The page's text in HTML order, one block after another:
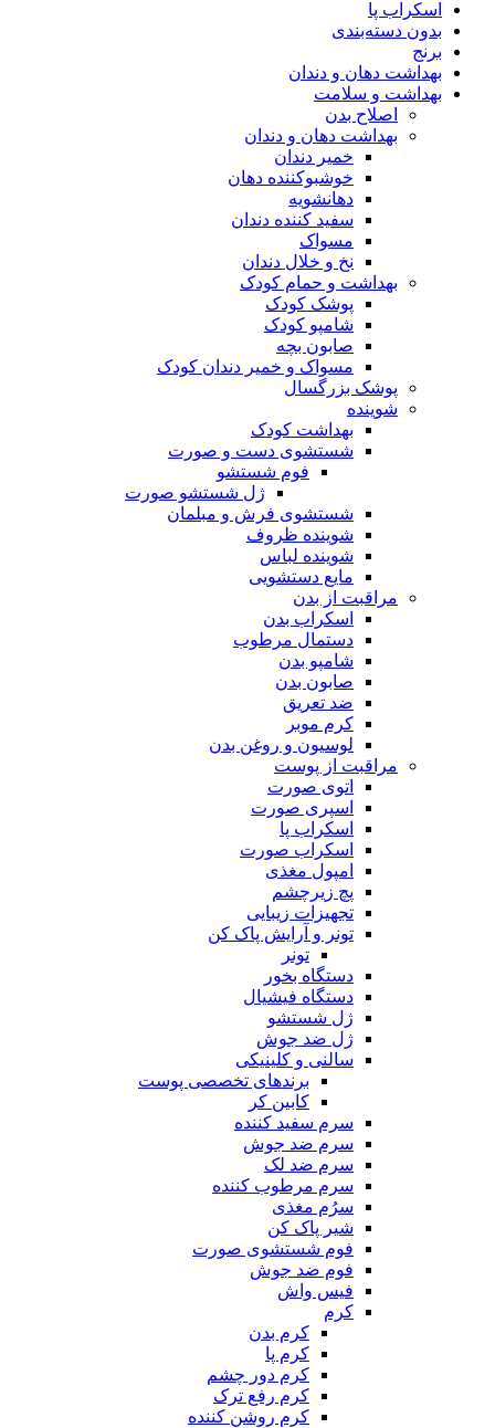
اسکراب پا
بدون دسته‌بندی
برنج
بهداشت دهان و دندان
بهداشت و سلامت
اصلاح بدن
بهداشت دهان و دندان
خمیر دندان
خوشبوکننده دهان
دهانشویه
سفید کننده دندان
مسواک
نخ و خلال دندان
بهداشت و حمام کودک
پوشک کودک
شامپو کودک
صابون بچه
مسواک و خمیر دندان کودک
پوشک بزرگسال
شوینده
بهداشت کودک
شستشوی دست و صورت
فوم شستشو
ژل شستشو صورت
شستشوی فرش و مبلمان
شوینده ظروف
شوینده لباس
مایع دستشویی
مراقبت از بدن
اسکراب بدن
دستمال مرطوب
شامپو بدن
صابون بدن
ضد تعریق
کرم موبر
لوسیون و روغن بدن
مراقبت از پوست
اتوی صورت
اسپری صورت
اسکراب پا
اسکراب صورت
امپول مغذی
پچ زیرچشم
تجهیزات زیبایی
تونر و آرایش پاک کن
تونر
دستگاه بخور
دستگاه فیشیال
ژل شستشو
ژل ضد جوش
سالنی و کلینیکی
برندهای تخصصی پوست
کابین کر
سرم سفید کننده
سرم ضد جوش
سرم ضد لک
سرم مرطوب کننده
سرُم مغذی
شیر پاک کن
فوم شستشوی صورت
فوم ضد جوش
فیس واش
کرم
کرم بدن
کرم پا
کرم دور چشم
کرم رفع ترک
کرم روشن کننده